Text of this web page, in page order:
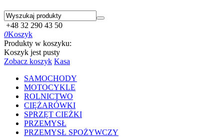
+48 32 290 43 50
0Koszyk
Produkty w koszyku:
Koszyk jest pusty
Zobacz koszyk Kasa
SAMOCHODY
MOTOCYKLE
ROLNICTWO
CIĘŻARÓWKI
SPRZĘT CIEŻKI
PRZEMYSŁ
PRZEMYSŁ SPOŻYWCZY